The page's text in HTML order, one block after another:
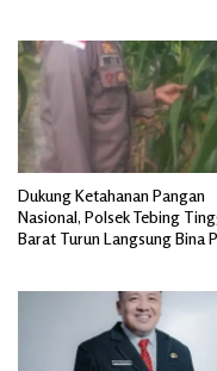
Dukung Ketahanan Pangan
Nasional, Polsek Tebing
Barat Turun Langsung Bina